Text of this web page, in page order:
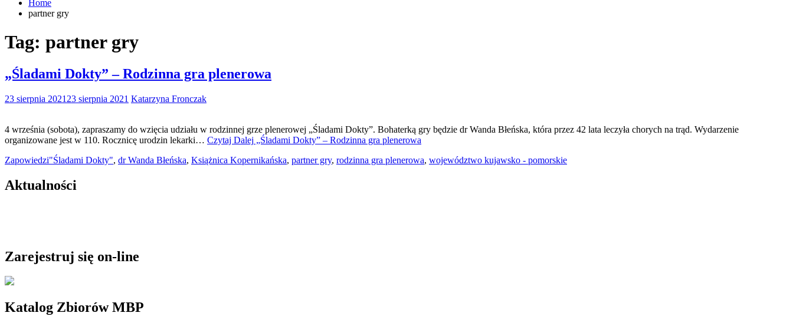
Home
partner gry
Tag: partner gry
„Śladami Dokty” – Rodzinna gra plenerowa
23 sierpnia 2021 23 sierpnia 2021 Katarzyna Fronczak
4 września (sobota), zapraszamy do wzięcia udziału w rodzinnej grze plenerowej „Śladami Dokty”. Bohaterką gry będzie dr Wanda Błeńska, która przez 42 lata leczyła chorych na trąd. Wydarzenie
organizowane jest w 110. Rocznicę urodzin lekarki… Czytaj Dalej „Śladami Dokty” – Rodzinna gra plenerowa
Zapowiedzi"Śladami Dokty", dr Wanda Błeńska, Książnica Kopernikańska, partner gry, rodzinna gra plenerowa, województwo kujawsko - pomorskie
Aktualności
Zarejestruj się on-line
Katalog Zbiorów MBP